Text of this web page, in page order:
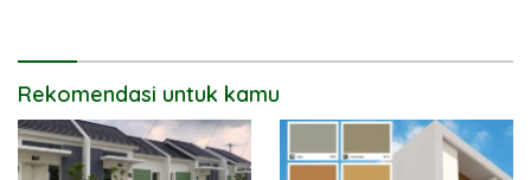
Rekomendasi untuk kamu